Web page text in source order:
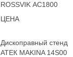
ROSSVIK АС1800
ЦЕНА
Дископравный стенд
АТЕК MAKINA 14S00